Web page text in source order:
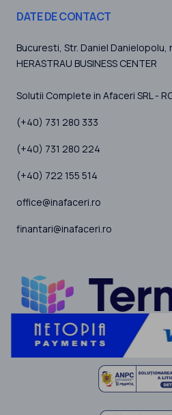
DATE DE CONTACT
Bucuresti, Str. Daniel Danielopolu,
HERASTRAU BUSINESS CENTER
Solutii Complete in Afaceri SRL -
(+40) 731 280 333
(+40) 731 280 224
(+40) 722 155 514
office@inafaceri.ro
finantari@inafaceri.ro